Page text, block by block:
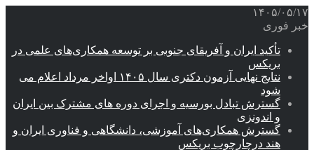
۱۴۰۵/۰۵/۱۷
خبر فوری
تأکید ایران و آفریقای جنوبی بر توسعه همکاری‌های علمی در
بریکس
نتایج نهایی آزمون دکتری سال ۱۴۰۵ اواخر مرداد اعلام می
شود
گسترش تبادل بورسیه و اجرای دوره های مشترک بین ایران
و اندونزی
گسترش همکاری‌های آموزشی، دانشگاهی و فناوری ایران و
هند درچارچوب بریکس